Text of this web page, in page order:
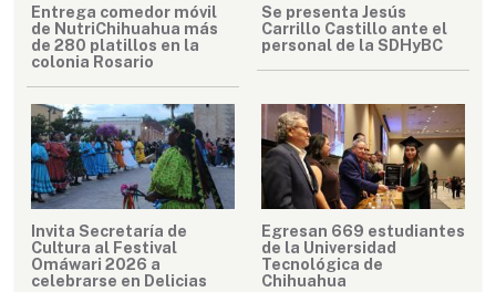
Entrega comedor móvil
de NutriChihuahua más
de 280 platillos en la
colonia Rosario
Se presenta Jesús
Carrillo Castillo ante el
personal de la SDHyBC
Invita Secretaría de
Cultura al Festival
Omáwari 2026 a
celebrarse en Delicias
Egresan 669 estudiantes
de la Universidad
Tecnológica de
Chihuahua